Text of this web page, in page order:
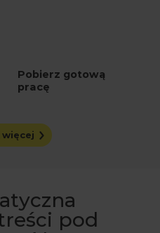
Pobierz gotową
pracę
więcej
pod